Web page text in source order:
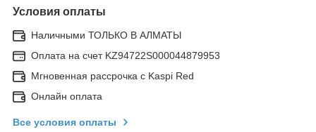
Условия оплаты
Наличными ТОЛЬКО В АЛМАТЫ
Оплата на счет KZ94722S000044879953
Мгновенная рассрочка с Kaspi Red
Онлайн оплата
Все условия оплаты